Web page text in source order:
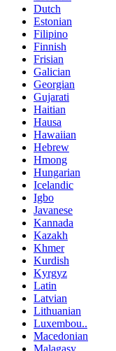
Dutch
Estonian
Filipino
Finnish
Frisian
Galician
Georgian
Gujarati
Haitian
Hausa
Hawaiian
Hebrew
Hmong
Hungarian
Icelandic
Igbo
Javanese
Kannada
Kazakh
Khmer
Kurdish
Kyrgyz
Latin
Latvian
Lithuanian
Luxembou..
Macedonian